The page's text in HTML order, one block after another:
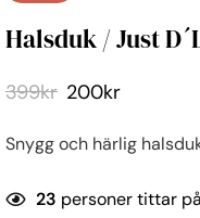
Halsduk / Just
399kr 200kr
Snygg och härlig
23 personer tittar